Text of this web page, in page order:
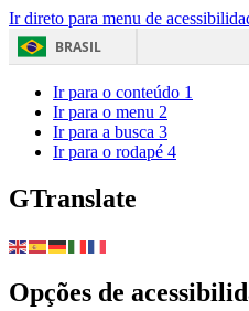
Ir direto para menu de
BRASIL
Ir para o conteúdo 1
Ir para o menu 2
Ir para a busca 3
Ir para o rodapé 4
GTranslate
Opções de